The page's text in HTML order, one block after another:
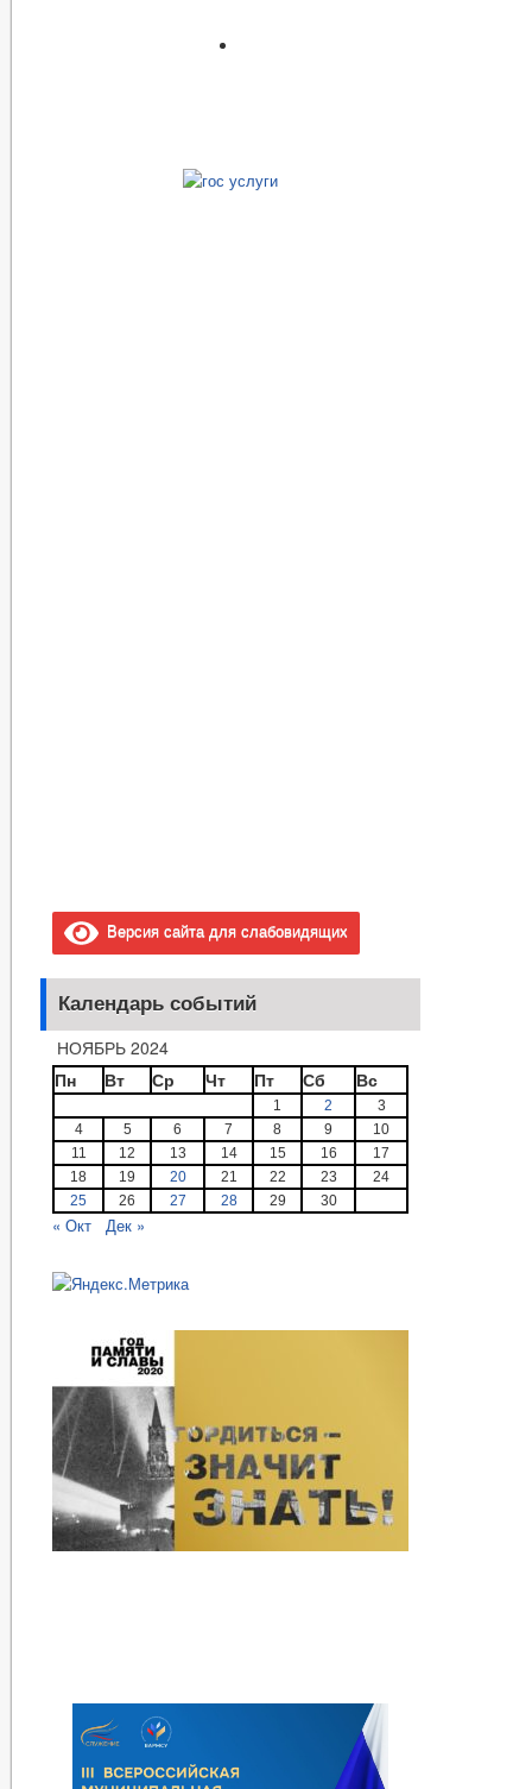
Версия сайта для слабовидящих
Календарь событий
НОЯБРЬ 2024
Пн
Вт Ср Чт Пт Сб Вс
1 2
3
4
5 6 7 8 9
10
11
12 13 14 15 16
17
18
19 20 21 22 23
24
25
26 27 28 29 30
« Окт Дек »